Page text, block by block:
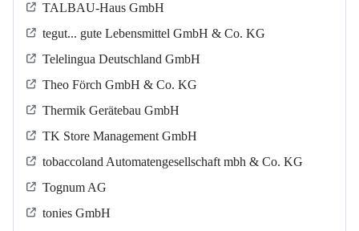
TALBAU-Haus GmbH
tegut... gute Lebensmittel GmbH & Co. KG
Telelingua Deutschland GmbH
Theo Förch GmbH & Co. KG
Thermik Gerätebau GmbH
TK Store Management GmbH
tobaccoland Automatengesellschaft mbh & Co. KG
Tognum AG
tonies GmbH